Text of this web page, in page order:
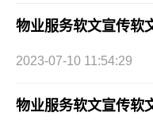
物业服务软文宣传软
2023-07-10 11:54:29
物业服务软文宣传软